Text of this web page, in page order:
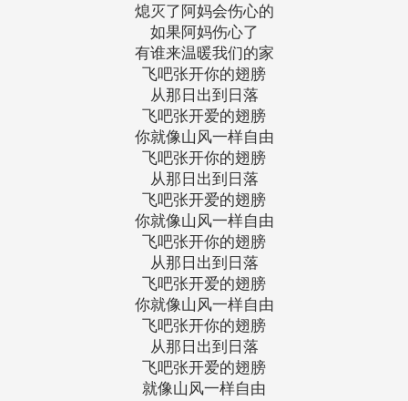
熄灭了阿妈会伤心的
如果阿妈伤心了
有谁来温暖我们的家
飞吧张开你的翅膀
从那日出到日落
飞吧张开爱的翅膀
你就像山风一样自由
飞吧张开你的翅膀
从那日出到日落
飞吧张开爱的翅膀
你就像山风一样自由
飞吧张开你的翅膀
从那日出到日落
飞吧张开爱的翅膀
你就像山风一样自由
飞吧张开你的翅膀
从那日出到日落
飞吧张开爱的翅膀
就像山风一样自由